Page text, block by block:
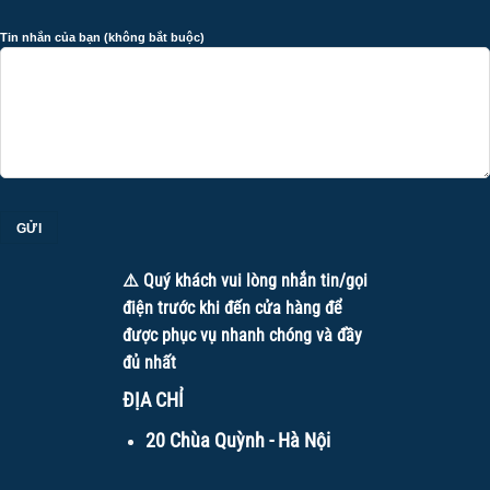
Xe đẩy thức ăn 2 tầng inox
1.2 Xe trolley khách sạn
Tại các khách sạn, đặc biệt là khách sạn 3 – 5 sao, xe
trolley phục vụ phòng (room service) là một phần không thể
thiếu. Nhờ thiết kế sang trọng và vận hành êm ái, xe giúp
Tin nhắn của bạn (không bắt buộc)
⚠️ Quý khách vui lòng nhắn tin/gọi
điện trước khi đến cửa hàng để
được phục vụ nhanh chóng và đầy
đủ nhất
ĐỊA CHỈ
20 Chùa Quỳnh - Hà Nội